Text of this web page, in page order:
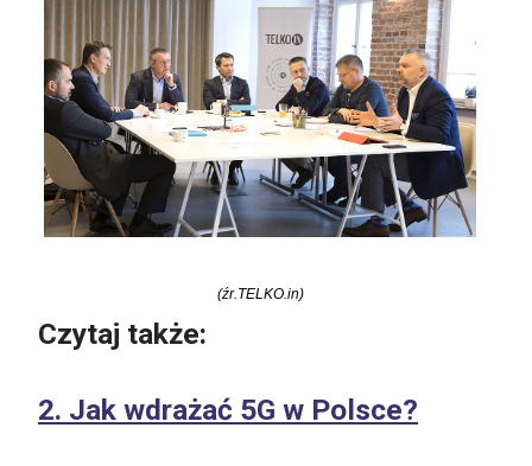
(źr.TELKO.in)
Czytaj także:
2. Jak wdrażać 5G w Polsce?